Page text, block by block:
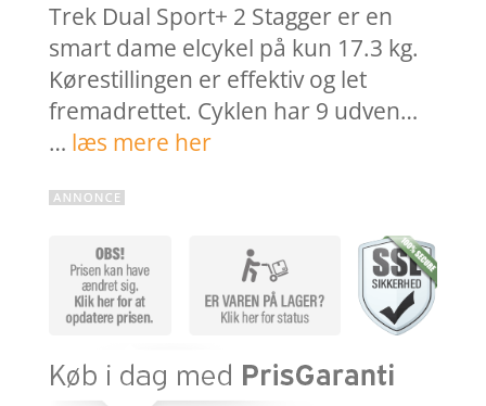
Trek Dual Sport+ 2 Stagger er en
smart dame elcykel på kun 17.3 kg.
Kørestillingen er effektiv og let
fremadrettet. Cyklen har 9 udven…
… læs mere her